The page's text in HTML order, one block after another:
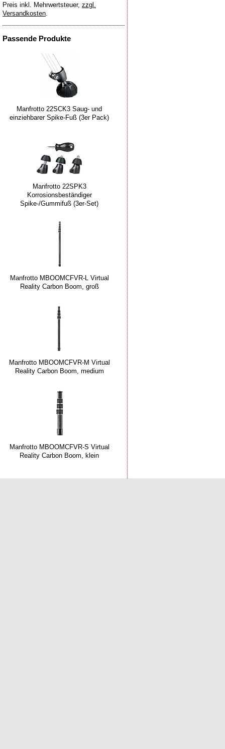
Preis inkl. Mehrwertsteuer, zzgl.
Versandkosten
Passende Produkte
Manfrotto 22SCK3 Saug- und
einziehbarer Spike-Fuß (3er Pack)
Manfrotto 22SPK3
Korrosionsbeständiger
Spike-/Gummifuß (3er-Set)
Manfrotto MBOOMCFVR-L Virtual
Reality Carbon Boom, groß
Manfrotto MBOOMCFVR-M Virtual
Reality Carbon Boom, medium
Manfrotto MBOOMCFVR-S Virtual
Reality Carbon Boom, klein